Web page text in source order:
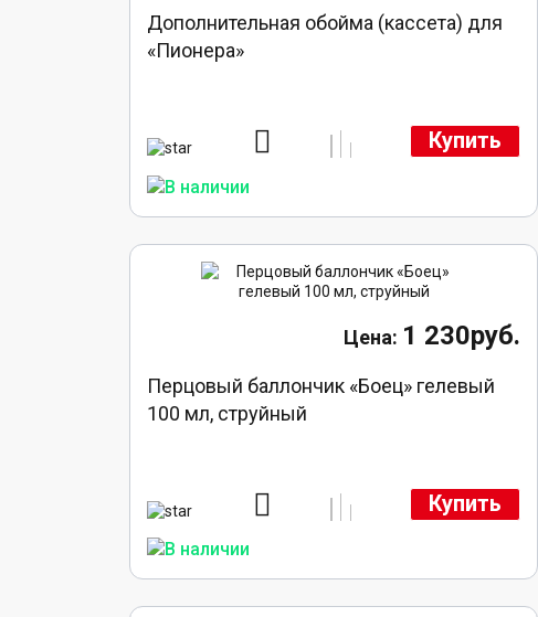
Дополнительная обойма (кассета) для
«Пионера»
Купить
1 230руб.
Перцовый баллончик «Боец» гелевый
100 мл, струйный
Купить